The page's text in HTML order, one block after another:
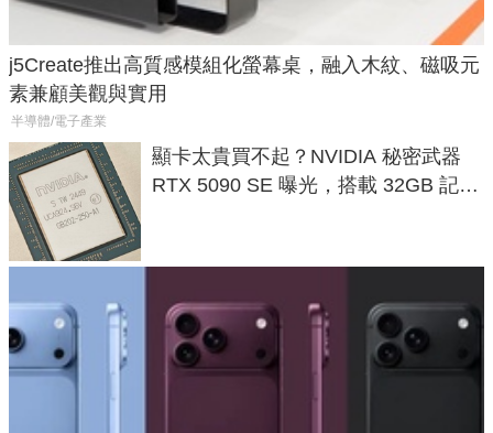
j5Create推出高質感模組化螢幕桌，融入木紋、磁吸元
素兼顧美觀與實用
半導體/電子產業
顯卡太貴買不起？NVIDIA 秘密武器
RTX 5090 SE 曝光，搭載 32GB 記憶